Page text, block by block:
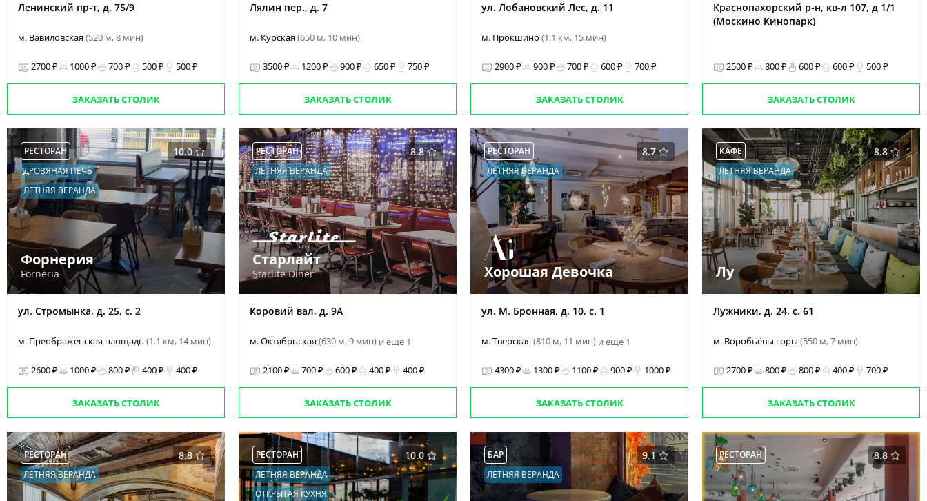
Ленинский пр-т, д. 75/9
м. Вавиловская(520 м, 8 мин)
2700 ₽ 1000 ₽ 700 ₽ 500 ₽ 500 ₽
ЗАКАЗАТЬ СТОЛИК
Лялин пер., д. 7
м. Курская(650 м, 10 мин)
3500 ₽ 1200 ₽ 900 ₽ 650 ₽ 750 ₽
ЗАКАЗАТЬ СТОЛИК
ул. Лобановский Лес, д. 11
м. Прокшино (1.1 км, 15 мин)
2900 ₽ 900 ₽ 700 ₽ 600 ₽ 700 ₽
ЗАКАЗАТЬ СТОЛИК
Краснопахорский р-н, кв-л 107, д 1/1
(Москино Кинопарк)
2500 ₽ 800 ₽ 600 ₽ 600 ₽ 500 ₽
ЗАКАЗАТЬ СТОЛИК
10.0
РЕСТОРАН
ДРОВЯНАЯ ПЕЧЬ
ЛЕТНЯЯ ВЕРАНДА
Форнерия
Forneria
ул. Стромынка, д. 25, с. 2
м. Преображенская площадь (1.1 км, 14 мин)
2600 ₽ 1000 ₽ 800 ₽ 400 ₽ 400 ₽
ЗАКАЗАТЬ СТОЛИК
8.8
РЕСТОРАН
ЛЕТНЯЯ ВЕРАНДА
Старлайт
Starlite Diner
Коровий вал, д. 9А
м. Октябрьская(630 м, 9 мин) и еще 1
2100 ₽ 700 ₽ 600 ₽ 400 ₽ 400 ₽
ЗАКАЗАТЬ СТОЛИК
8.7
РЕСТОРАН
ЛЕТНЯЯ ВЕРАНДА
Хорошая Девочка
ул. М. Бронная, д. 10, с. 1
м. Тверская(810 м, 11 мин) и еще 1
4300 ₽ 1300 ₽ 1100 ₽ 900 ₽ 1000 ₽
ЗАКАЗАТЬ СТОЛИК
8.8
КАФЕ
ЛЕТНЯЯ ВЕРАНДА
Лу
Лужники, д. 24, c. 61
м. Воробьёвы горы (550 м, 7 мин)
2700 ₽ 800 ₽ 800 ₽ 400 ₽ 700 ₽
ЗАКАЗАТЬ СТОЛИК
8.8
РЕСТОРАН
ЛЕТНЯЯ ВЕРАНДА
10.0
РЕСТОРАН
ЛЕТНЯЯ ВЕРАНДА
ОТКРЫТАЯ КУХНЯ
9.1
БАР
ЛЕТНЯЯ ВЕРАНДА
8.8
РЕСТОРАН